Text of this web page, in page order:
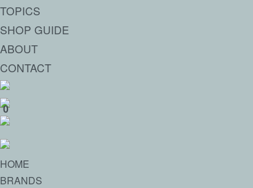
TOPICS
SHOP GUIDE
ABOUT
CONTACT
0
HOME
BRANDS